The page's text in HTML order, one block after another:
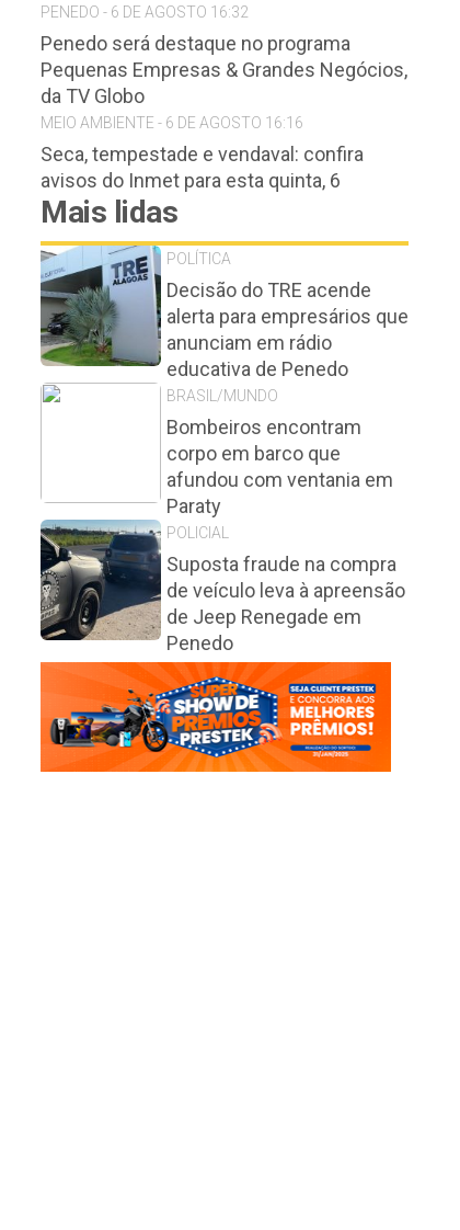
PENEDO - 6 DE AGOSTO 16:32
Penedo será destaque no programa
Pequenas Empresas & Grandes Negócios,
da TV Globo
MEIO AMBIENTE - 6 DE AGOSTO 16:16
Seca, tempestade e vendaval: confira
avisos do Inmet para esta quinta, 6
Mais lidas
POLÍTICA
Decisão do TRE acende
alerta para empresários que
anunciam em rádio
educativa de Penedo
BRASIL/MUNDO
Bombeiros encontram
corpo em barco que
afundou com ventania em
Paraty
POLICIAL
Suposta fraude na compra
de veículo leva à apreensão
de Jeep Renegade em
Penedo